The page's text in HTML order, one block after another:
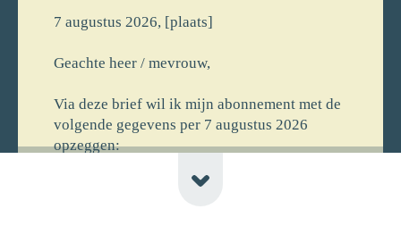
7 augustus 2026, [plaats]
Geachte heer / mevrouw,
Via deze brief wil ik mijn abonnement met de
volgende gegevens per 7 augustus 2026
opzeggen:
[voornaam] [achternaam]